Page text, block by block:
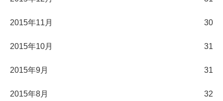
2015年11月 30
2015年10月 31
2015年9月 31
2015年8月 32